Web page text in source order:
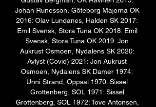
Johan Runesson, Göteborg Majorna OK
2016: Olav Lundanes, Halden SK 2017:
Emil Svensk, Stora Tuna OK 2018: Emil
Svensk, Stora Tuna OK 2019: Jon
Aukrust Osmoen, Nydalens SK 2020:
Avlyst (Covid) 2021: Jon Aukrust
Osmoen, Nydalens SK Damer 1974:
Unni Strand, Oppsal 1970: Sissel
Grottenberg, SOL 1971: Sissel
Grottenberg, SOL 1972: Tove Antonsen,